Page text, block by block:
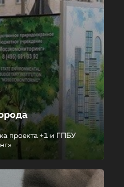
проекта +1 и ГПБУ